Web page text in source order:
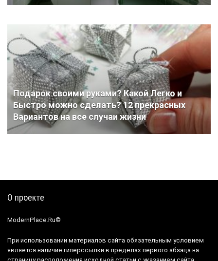
Подарок своими руками? Какой Легко и
Быстро можно сделать? 12 прекрасных
Вариантов на все случаи жизни
О проекте
ModernPlace.Ru©
При использовании материалов сайта обязательным условием
является наличие гиперссылки в пределах первого абзаца на